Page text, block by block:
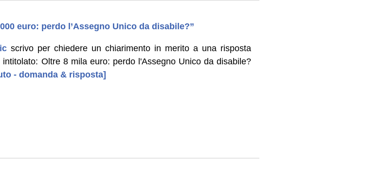
euro: perdo l’Assegno Unico da disabile?”
scrivo per chiedere un chiarimento in merito a una risposta
Oltre 8 mila euro: perdo l'Assegno Unico da disabile?
- domanda & risposta]